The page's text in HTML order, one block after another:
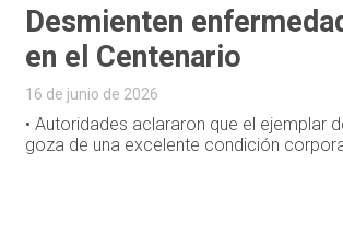
Desmienten
en el Centenario
16 de junio de 2026
• Autoridades aclararon que el ejemplar
goza de una excelente condición